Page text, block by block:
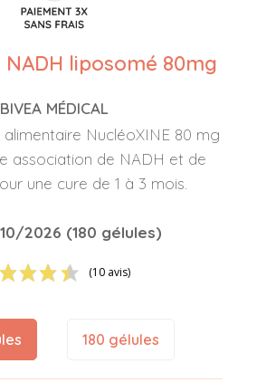
liposomé 80mg
BIVEA MÉDICAL
NucléoXINE 80 mg
association de NADH et de
une cure de 1 à 3 mois.
10/2026 (180 gélules)
(10 avis)
180 gélules